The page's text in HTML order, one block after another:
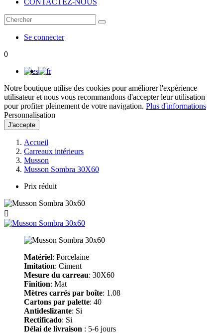
CONTACTEZ-NOUS
Se connecter
0
Notre boutique utilise des cookies pour améliorer l'expérience
utilisateur et nous vous recommandons d'accepter leur utilisation
pour profiter pleinement de votre navigation. Plus d'informations
Personnalisation
J'accepte
Accueil
Carreaux intérieurs
Musson
Musson Sombra 30X60
Prix réduit

Matériel: Porcelaine
Imitation: Ciment
Mesure du carreau: 30X60
Finition: Mat
Mètres carrés par boîte: 1.08
Cartons par palette: 40
Antideslizante: Si
Rectificado: Si
Délai de livraison : 5-6 jours